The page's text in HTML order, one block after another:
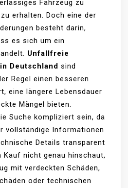
Fahrzeug zu
erhalten. Doch eine der
besteht darin,
es sich um ein
Unfallfreie
Deutschland sind
Regel einen besseren
eine längere Lebensdauer
Mängel bieten.
Suche kompliziert sein, da
vollständige Informationen
Details transparent
Kauf nicht genau hinschaut,
mit verdeckten Schäden,
oder technischen